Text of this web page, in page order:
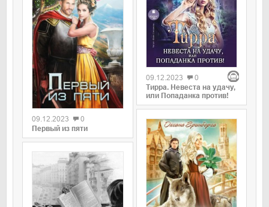
09.12.2023
0
Первый из пяти
09.12.2023
0
Тирра. Невеста на удачу,
или Попаданка против!